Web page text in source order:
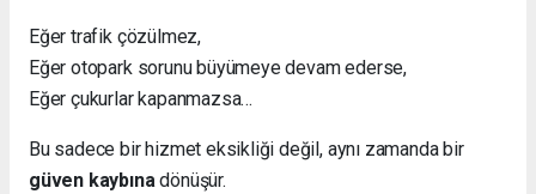
Eğer trafik çözülmez,
Eğer otopark sorunu büyümeye devam ederse,
Eğer çukurlar kapanmazsa…
Bu sadece bir hizmet eksikliği değil, aynı zamanda bir
güven kaybınadönüşür.